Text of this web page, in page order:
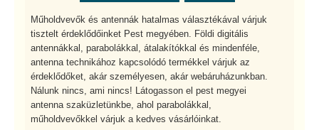
Műholdvevők és antennák hatalmas választékával várjuk
tisztelt érdeklődőinket Pest megyében. Földi digitális
antennákkal, parabolákkal, átalakítókkal és mindenféle,
antenna technikához kapcsolódó termékkel várjuk az
érdeklődőket, akár személyesen, akár webáruházunkban.
Nálunk nincs, ami nincs! Látogasson el pest megyei
antenna szaküzletünkbe, ahol parabolákkal,
műholdvevőkkel várjuk a kedves vásárlóinkat.